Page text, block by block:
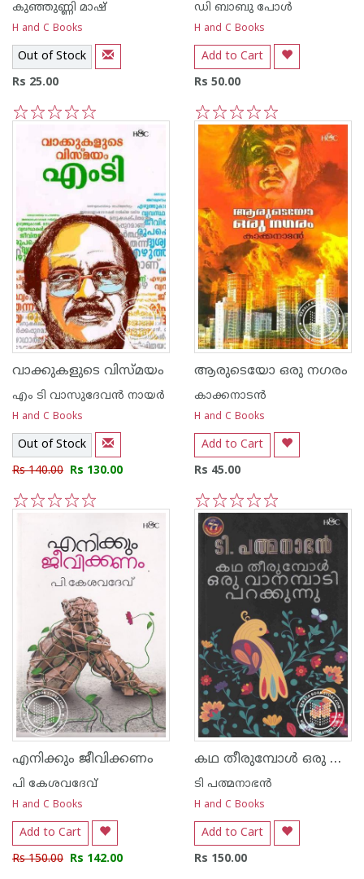
കുഞ്ഞുണ്ണി മാഷ്‌
H and C Books
Out of Stock
Rs 25.00
ഡി ബാബു പോള്‍
H and C Books
Add to Cart
Rs 50.00
5
4
3
2
1
വാക്കുകളുടെ വിസ്മയം
എം ടി വാസുദേവന്‍ നായര്‍
H and C Books
Out of Stock
Rs 140.00 Rs 130.00
ആരുടെയോ ഒരു നഗരം
കാക്കനാടന്‍
H and C Books
Add to Cart
Rs 45.00
5
4
3
2
1
എനിക്കും ജീവിക്കണം
പി കേശവദേവ്‌
H and C Books
Add to Cart
Rs 150.00 Rs 142.00
കഥ തീരുമ്പോള്‍ ഒരു വാനമ്പാടി പറക്കുന്നു
ടി പത്മനാഭന്‍
H and C Books
Add to Cart
Rs 150.00